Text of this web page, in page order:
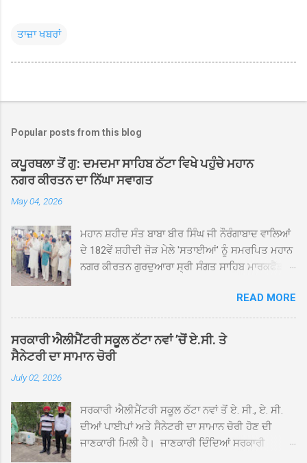
ਤਾਜ਼ਾ ਖਬਰਾਂ
Popular posts from this blog
ਕਪੂਰਥਲਾ ਤੋਂ ਗੁ: ਦਮਦਮਾ ਸਾਹਿਬ ਠੱਟਾ ਵਿਖੇ ਪਹੁੰਚੇ ਮਹਾਨ
ਨਗਰ ਕੀਰਤਨ ਦਾ ਨਿੱਘਾ ਸਵਾਗਤ
May 04, 2026
ਮਹਾਨ ਸ਼ਹੀਦ ਸੰਤ ਬਾਬਾ ਬੀਰ ਸਿੰਘ ਜੀ ਨੌਰੰਗਾਬਾਦ ਵਾਲਿਆਂ
ਦੇ 182ਵੇਂ ਸ਼ਹੀਦੀ ਜੋੜ ਮੇਲੇ 'ਸਤਾਈਆਂ' ਨੂੰ ਸਮਰਪਿਤ ਮਹਾਨ
ਨਗਰ ਕੀਰਤਨ ਗੁਰਦੁਆਰਾ ਸ੍ਰੀ ਸੰਗਤ ਸਾਹਿਬ ਮਾਰਕਫੈੱਡ
ਸਰਪ੍ਰਸਤੀ ਹੇਠ, ਪੰਜ ਪਿਆਰਿਆਂ ਦੀ ਅਗਵਾਈ ਵਿੱਚ
ਮਹੱਲਾ ਸੰਤਪੁਰਾ ਤੋਂ ਪ੍ਰਾਰੰਭ ਹੋ ਕੇ ਪਿੰਡ ਭਗਤਪੁਰ,
ਭਗਵਾਨਪੁਰ, ਝੁੱਗੀਆਂ ਗੁਲਾਮ, ਮਜਾਦਪੁਰ, ਕੁੱਲੀਆਂ, ਰੱਤਾ ਨੌ
ਅਬਾਦ, ਕੋਲੀਆਂਵਾਲ, ਅੱਡਾ ਸਾਬੂਵਾਲ, ਦਰੀਏਵਾਲ,
ਵਿਖੇ ਪਹੁੰਚਣ ’ਤੇ ਮੁੱਖ ਸੇਵਾਦਾਰ ਸੰਤ ਬਾਬਾ ਹਰਜੀਤ ਸਿੰਘ ਤੇ
ਇਲਾਕੇ ਦੀਆਂ ਸੰਗਤਾਂ ਵੱਲੋਂ ਜੈਕਾਰਿਆਂ ਦੀ ਗੂੰਜ ਵਿਚ ਨਿੱਘਾ
ਸਵਾਗਤ ਕੀਤਾ ਗਿਆ। ਗੁਰਦੁਆਰਾ ਸ੍ਰੀ ਦਮਦਮਾ ਸਾਹਿਬ
READ MORE
ਸਰਕਾਰੀ ਐਲੀਮੈਂਟਰੀ ਸਕੂਲ ਠੱਟਾ ਨਵਾਂ ’ਚੋਂ ਏ.ਸੀ. ਤੇ
ਸੈਨੇਟਰੀ ਦਾ ਸਾਮਾਨ ਚੋਰੀ
July 02, 2026
ਸਰਕਾਰੀ ਐਲੀਮੈਂਟਰੀ ਸਕੂਲ ਠੱਟਾ ਨਵਾਂ ਤੋਂ ਏ. ਸੀ., ਏ. ਸੀ.
ਦੀਆਂ ਪਾਈਪਾਂ ਅਤੇ ਸੈਨੇਟਰੀ ਦਾ ਸਾਮਾਨ ਚੋਰੀ ਹੋਣ ਦੀ
ਜਾਣਕਾਰੀ ਮਿਲੀ ਹੈ। ਜਾਣਕਾਰੀ ਦਿੰਦਿਆਂ ਸਰਕਾਰੀ